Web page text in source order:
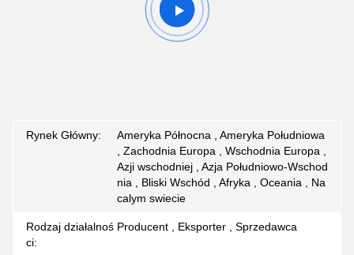
Rynek Główny:
Ameryka Północna , Ameryka Południowa
, Zachodnia Europa , Wschodnia Europa ,
Azji wschodniej , Azja Południowo-Wschod
nia , Bliski Wschód , Afryka , Oceania , Na
calym swiecie
Rodzaj działalnoś
ci:
Producent , Eksporter , Sprzedawca